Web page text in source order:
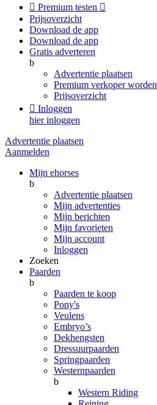
 Premium testen 
Prijsoverzicht
Download de app
Download de app
Gratis adverteren
b
Advertentie plaatsen
Premium verkoper worden
Prijsoverzicht
 Inloggen
hier inloggen
Advertentie plaatsen
Aanmelden
Mijn ehorses
b
Advertentie plaatsen
Mijn advertenties
Mijn berichten
Mijn favorieten
Mijn account
Inloggen
Zoeken
Paarden
b
Paarden te koop
Pony's
Veulens
Embryo’s
Dekhengsten
Dressuurpaarden
Springpaarden
Westernpaarden
b
Western Riding